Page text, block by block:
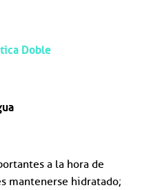
Doble
a la hora de
mantenerse hidratado;